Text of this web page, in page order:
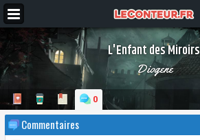
L'Enfant des Miroirs
Diogene
0
Commentaires